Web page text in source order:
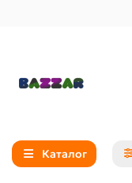
Каталог